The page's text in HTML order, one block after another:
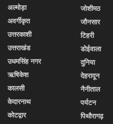
अल्मोड़ा
अवर्गीकृत
उत्तरकाशी
उत्तराखंड
उधमसिंह नगर
ऋषिकेश
कालसी
केदारनाथ
कोटद्वार
जोशीमठ
जौनसार
टिहरी
डोईवाला
दुनिया
देहरादून
नैनीताल
पर्यटन
पिथौरागढ़